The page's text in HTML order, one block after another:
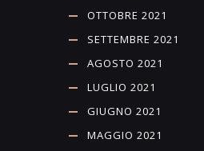
OTTOBRE 2021
SETTEMBRE 2021
AGOSTO 2021
LUGLIO 2021
GIUGNO 2021
MAGGIO 2021